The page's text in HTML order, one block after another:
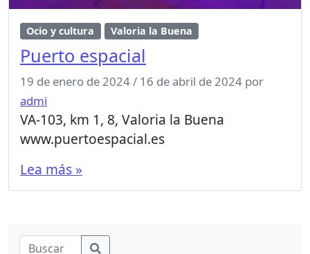
Ocio y cultura Valoria la Buena
Puerto espacial
19 de enero de 2024/ 16 de abril de 2024 por
admi
VA-103, km 1, 8, Valoria la Buena
www.puertoespacial.es
Lea más »